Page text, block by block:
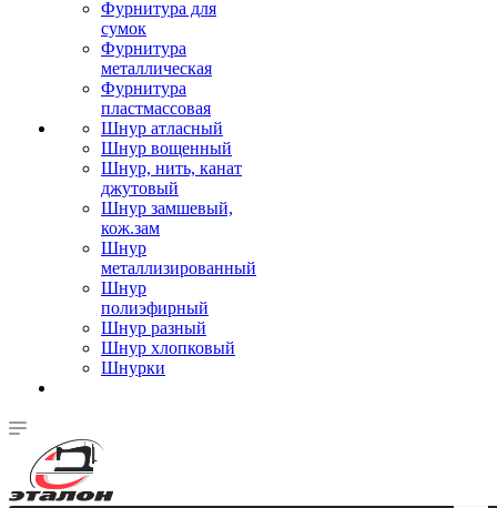
Фурнитура для
сумок
Фурнитура
металлическая
Фурнитура
пластмассовая
Шнур атласный
Шнур вощенный
Шнур, нить, канат
джутовый
Шнур замшевый,
кож.зам
Шнур
металлизированный
Шнур
полиэфирный
Шнур разный
Шнур хлопковый
Шнурки